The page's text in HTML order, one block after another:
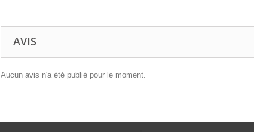
AVIS
Aucun avis n'a été publié pour le moment.